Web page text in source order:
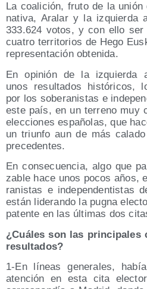
La coa­li­ción, fru­to de la
na­ti­va, Ara­lar y la izquier­da
333.624 votos, y con ello
cua­tro terri­to­rios de Hego
repre­sen­ta­ción obtenida.
En opi­nión de la izquier­da
unos resul­ta­dos his­tó­ri­cos,
por los sobe­ra­nis­tas e
este país, en un terreno muy
elec­cio­nes espa­ño­las, que
un triun­fo aun de más
precedentes.
En con­se­cuen­cia, algo que
za­ble hace unos pocos años,
ra­nis­tas e inde­pen­den­tis­tas
están lide­ran­do la pug­na
paten­te en las últi­mas dos
¿Cuá­les son las prin­ci­pa­les
resultados?
1‑En líneas gene­ra­les,
aten­ción en esta cita